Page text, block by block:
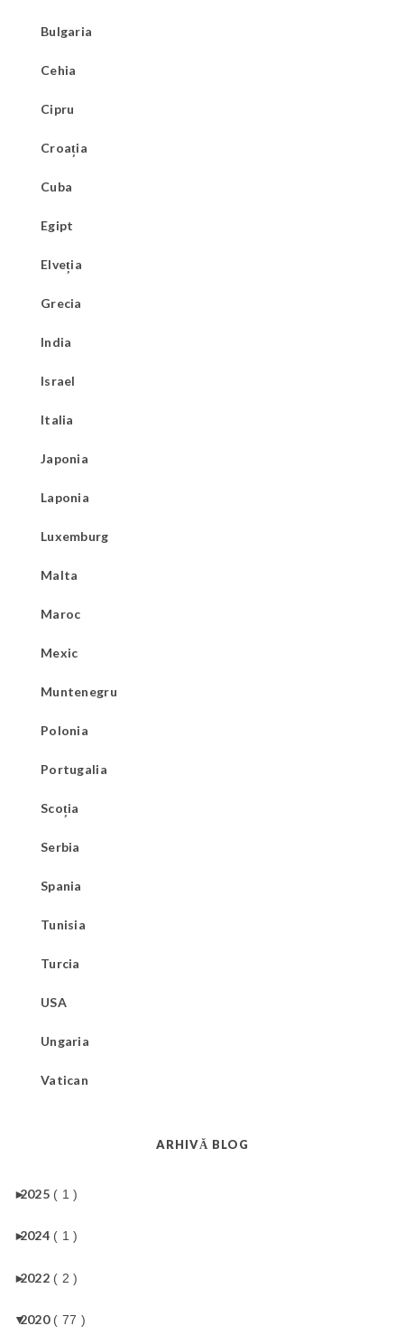
Bulgaria
Cehia
Cipru
Croația
Cuba
Egipt
Elveția
Grecia
India
Israel
Italia
Japonia
Laponia
Luxemburg
Malta
Maroc
Mexic
Muntenegru
Polonia
Portugalia
Scoția
Serbia
Spania
Tunisia
Turcia
USA
Ungaria
Vatican
ARHIVĂ BLOG
►
2025 ( 1 )
►
2024 ( 1 )
►
2022 ( 2 )
▼
2020 ( 77 )